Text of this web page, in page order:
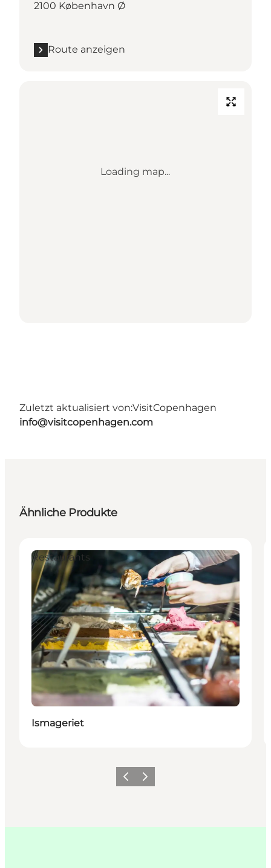
2100 København Ø
Route anzeigen
Loading map...
Zuletzt aktualisiert von:VisitCopenhagen
info@visitcopenhagen.com
Ähnliche Produkte
Restaurants
Ismageriet
ZurückWeiter